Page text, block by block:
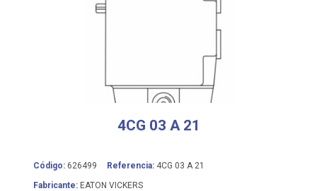
4CG 03 A 21
Código: 626499 Referencia: 4CG 03 A 21
Fabricante: EATON VICKERS